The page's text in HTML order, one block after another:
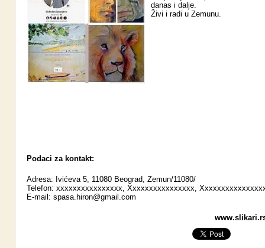
danas i dalje.
Živi i radi u Zemunu.
Podaci za kontakt:
Adresa: Ivićeva 5, 11080 Beograd, Zemun/11080/
Telefon: xxxxxxxxxxxxxxxx, Xxxxxxxxxxxxxxxx,
E-mail: spasa.hiron@gmail.com